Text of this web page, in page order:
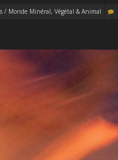
/ Monde Minéral, Végétal & Animal